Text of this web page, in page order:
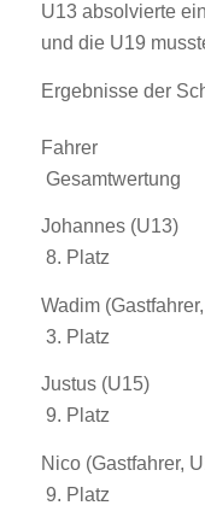
U13 absolvierte
und die U19
Ergebnisse der
Fahrer
Gesamtwertung
8. Platz
Wadim
3. Platz
Justus
9. Platz
Nico
9. Platz